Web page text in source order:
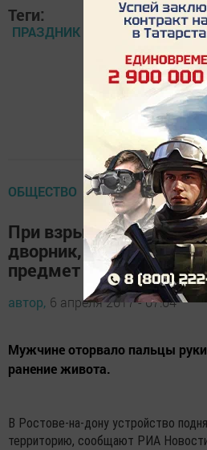
Теги:
ПРАЗДНИК
ОБЩЕСТВО
При взрыве в Ростове
дворник, подобравший
предмет
автор, 6 апреля 2017 - 07:04
Мужчине оторвало пальцы
ранение живота.
В Ростове-на-дону устройство
территорию, сообщают РИА